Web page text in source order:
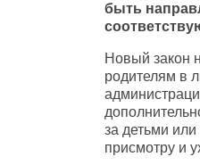
быть
Новый закон
родителям в
за детьми или
присмотру и